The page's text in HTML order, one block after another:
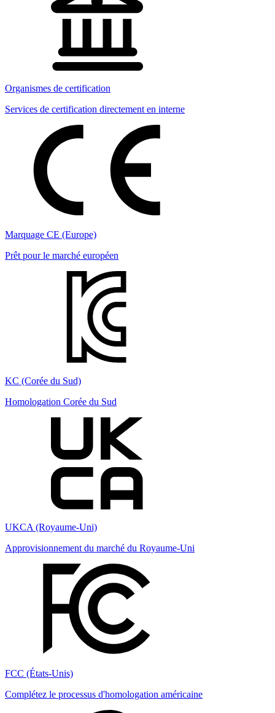
Organismes de certification
Services de certification directement en interne
Marquage CE (Europe)
Prêt pour le marché européen
KC (Corée du Sud)
Homologation Corée du Sud
UKCA (Royaume-Uni)
Approvisionnement du marché du Royaume-Uni
FCC (États-Unis)
Complétez le processus d'homologation américaine